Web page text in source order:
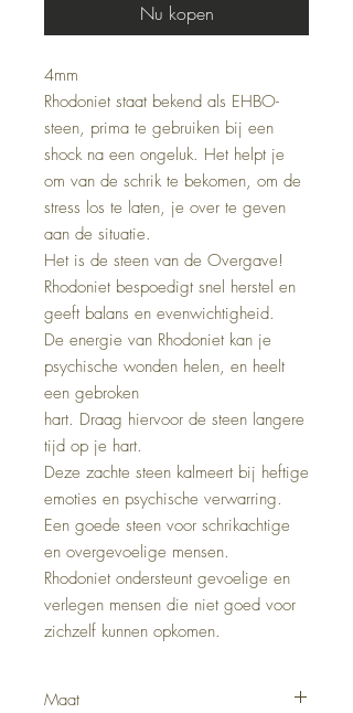
Nu kopen
4mm
Rhodoniet staat bekend als EHBO-
steen, prima te gebruiken bij een
shock na een ongeluk. Het helpt je
om van de schrik te bekomen, om de
stress los te laten, je over te geven
aan de situatie.
Het is de steen van de Overgave!
Rhodoniet bespoedigt snel herstel en
geeft balans en evenwichtigheid.
De energie van Rhodoniet kan je
psychische wonden helen, en heelt
een gebroken
hart. Draag hiervoor de steen langere
tijd op je hart.
Deze zachte steen kalmeert bij heftige
emoties en psychische verwarring.
Een goede steen voor schrikachtige
en overgevoelige mensen.
Rhodoniet ondersteunt gevoelige en
verlegen mensen die niet goed voor
zichzelf kunnen opkomen.
Maat